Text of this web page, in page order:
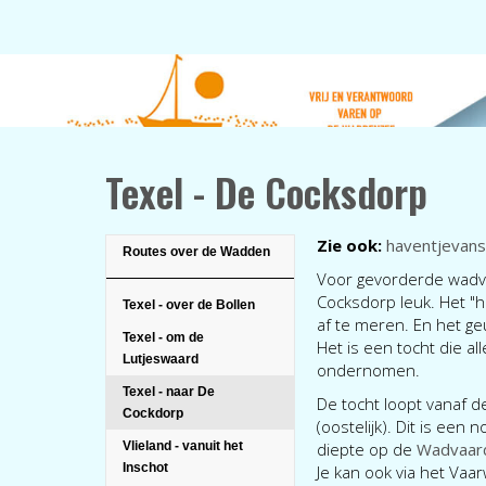
Texel - De Cocksdorp
Routes over de Wadden
Texel - over de Bollen
Texel - om de
Lutjeswaard
Texel - naar De
Cockdorp
Vlieland - vanuit het
Inschot
Zie ook:
Voor gevorderde
Cocksdorp leuk. Het
af te meren. En het
Het is een tocht die
ondernomen.
De tocht loopt vanaf
(oostelijk). Dit is een
diepte op de
Je kan ook via het